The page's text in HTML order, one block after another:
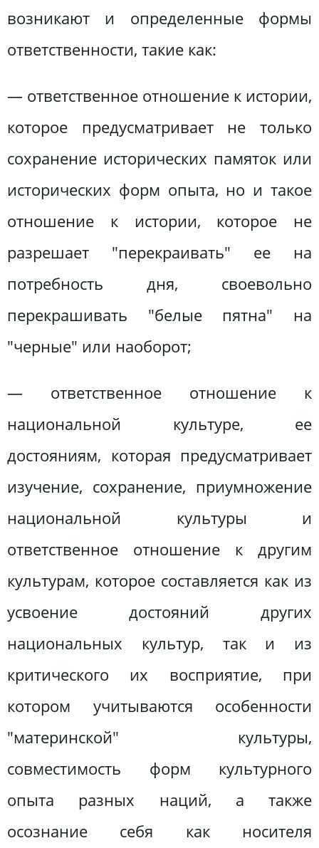
возникают и определенные формы
ответственности, такие как:
— ответственное отношение к истории,
которое предусматривает не только
сохранение исторических памяток или
исторических форм опыта, но и такое
отношение к истории, которое не
разрешает "перекраивать" ее на
потребность дня, своевольно
перекрашивать "белые пятна" на
"черные" или наоборот;
— ответственное отношение к
национальной культуре, ее
достояниям, которая предусматривает
изучение, сохранение, приумножение
национальной культуры и
ответственное отношение к другим
культурам, которое составляется как из
усвоение достояний других
национальных культур, так и из
критического их восприятие, при
котором учитываются особенности
"материнской" культуры,
совместимость форм культурного
опыта разных наций, а также
осознание себя как носителя